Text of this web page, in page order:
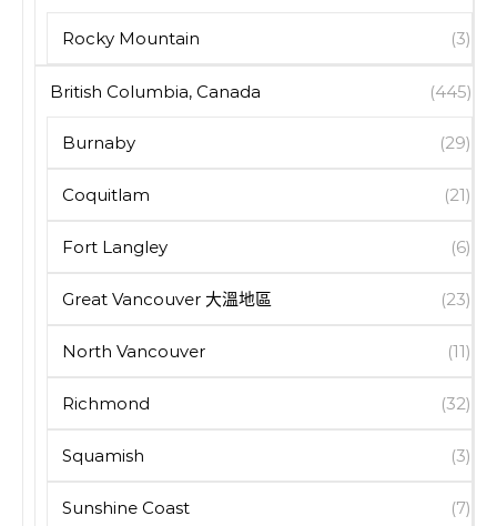
Rocky Mountain (3)
British Columbia, Canada (445)
Burnaby (29)
Coquitlam (21)
Fort Langley (6)
Great Vancouver 大溫地區 (23)
North Vancouver (11)
Richmond (32)
Squamish (3)
Sunshine Coast (7)